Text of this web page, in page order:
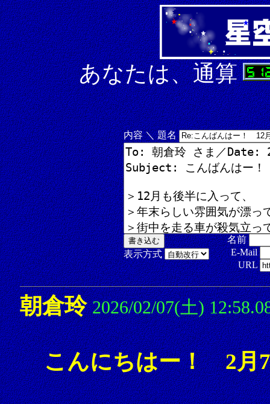
あなたは、通算
内容 ＼ 題名
表示方式
名前
E-Mail
URL
朝倉玲 2026/02/07(土)
こんにちはー！ 2月